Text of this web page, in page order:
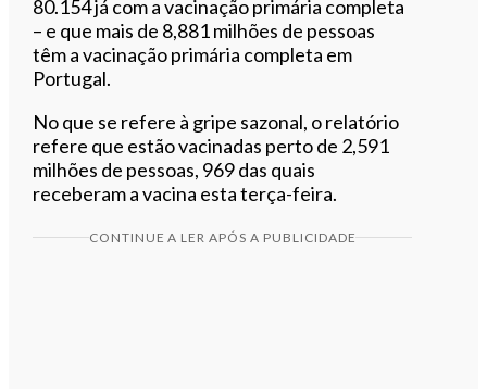
80.154 já com a vacinação primária completa
– e que mais de 8,881 milhões de pessoas
têm a vacinação primária completa em
Portugal.
No que se refere à gripe sazonal, o relatório
refere que estão vacinadas perto de 2,591
milhões de pessoas, 969 das quais
receberam a vacina esta terça-feira.
CONTINUE A LER APÓS A PUBLICIDADE